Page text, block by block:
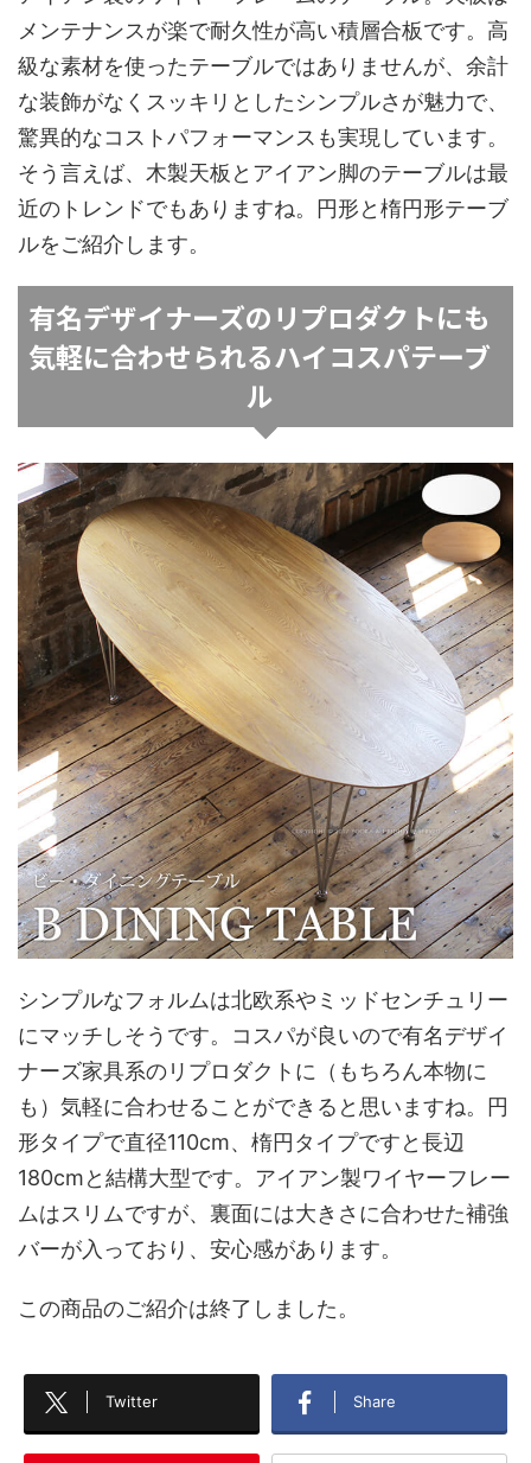
メンテナンスが楽で耐久性が高い積層合板です。高
級な素材を使ったテーブルではありませんが、余計
な装飾がなくスッキリとしたシンプルさが魅力で、
驚異的なコストパフォーマンスも実現しています。
そう言えば、木製天板とアイアン脚のテーブルは最
近のトレンドでもありますね。円形と楕円形テーブ
ルをご紹介します。
有名デザイナーズのリプロダクトにも
気軽に合わせられるハイコスパテーブ
ル
シンプルなフォルムは北欧系やミッドセンチュリー
にマッチしそうです。コスパが良いので有名デザイ
ナーズ家具系のリプロダクトに（もちろん本物に
も）気軽に合わせることができると思いますね。円
形タイプで直径110cm、楕円タイプですと長辺
180cmと結構大型です。アイアン製ワイヤーフレー
ムはスリムですが、裏面には大きさに合わせた補強
バーが入っており、安心感があります。
この商品のご紹介は終了しました。
Twitter Share